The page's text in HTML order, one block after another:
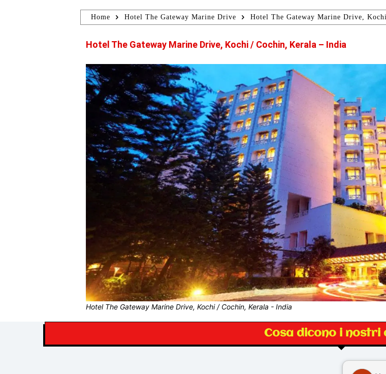
Home Hotel The Gateway Marine Drive Hotel The Gateway Marine Drive,
Hotel The Gateway Marine Drive, Kochi / Cochin, Kerala – India
Hotel The Gateway Marine Drive, Kochi / Cochin, Kerala - India
Cosa dicono i nostri